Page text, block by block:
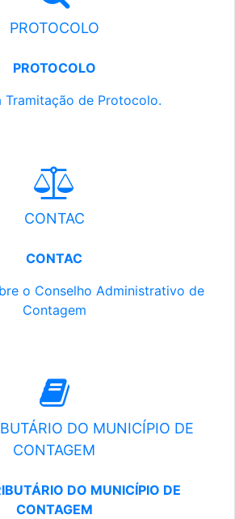
PROTOCOLO
PROTOCOLO
Tramitação de Protocolo.
CONTAC
CONTAC
o Conselho Administrativo de
Contagem
DO MUNICÍPIO DE
CONTAGEM
DO MUNICÍPIO DE
CONTAGEM